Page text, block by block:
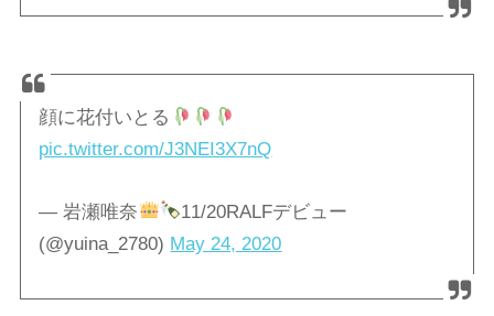
顔に花付いとる
pic.twitter.com/J3NEI3X7nQ
— 岩瀬唯奈
11/20RALFデビュー
(@yuina_2780) May 24, 2020